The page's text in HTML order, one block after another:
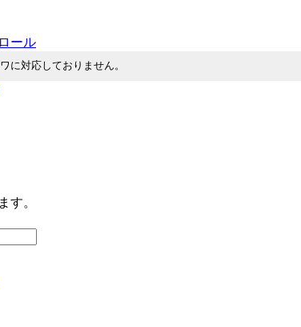
ール
に対応しておりません。
す。